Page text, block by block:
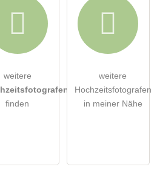
habe ich zur Kenntnis genommen.
öffentliche Fragen sind
weitere
finden
weitere
Hochzeitsfotografen
in meiner Nähe